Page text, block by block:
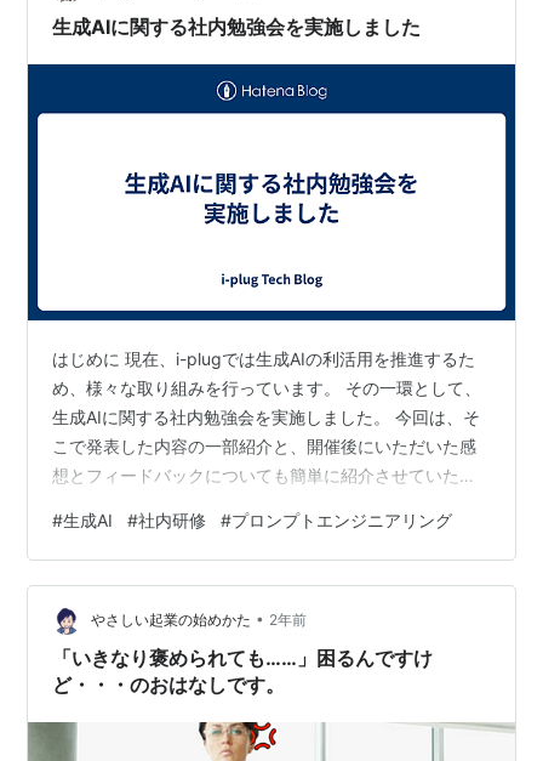
コミュニケーション…
生成AIに関する社内勉強会を実施しました
はじめに 現在、i-plugでは生成AIの利活用を推進するた
め、様々な取り組みを行っています。 その一環として、
生成AIに関する社内勉強会を実施しました。 今回は、そ
こで発表した内容の一部紹介と、開催後にいただいた感
想とフィードバックについても簡単に紹介させていただ
エンジニアリングの紹介 Zero-shot Prompting Few-shot
Prompting Chain-of-Thought（CoT）Prompting Self-
Consistency Least-to-Most Prompting
ReAct（Reasoning…
#生成AI #社内研修 #プロンプトエンジニアリング
やさしい起業の始めかた • 2年前
「いきなり褒められても……」困るんですけ
ど・・・のおはなしです。